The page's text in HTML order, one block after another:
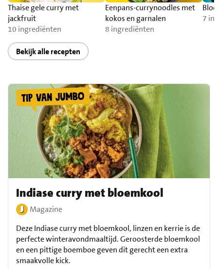
Thaise gele curry met
jackfruit
10 ingrediënten
Eenpans-currynoodles met
kokos en garnalen
8 ingrediënten
7
Bekijk alle recepten
Indiase curry met bloemkool
Magazine
Deze Indiase curry met bloemkool, linzen en kerrie is de
perfecte winteravondmaaltijd. Geroosterde bloemkool
en een pittige boemboe geven dit gerecht een extra
smaakvolle kick.